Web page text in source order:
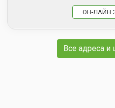
ОН-ЛАЙН
Все адреса